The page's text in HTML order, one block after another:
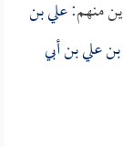
منهم:علي بن
علي بن أبي